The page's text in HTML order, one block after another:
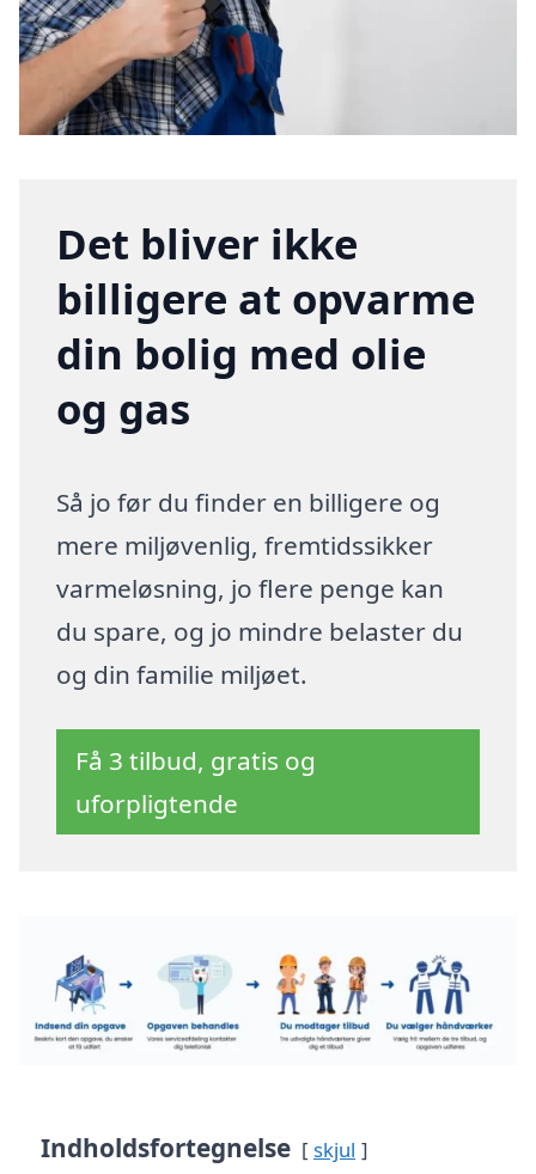
Det bliver ikke
billigere at opvarme
din bolig med olie
og gas
Så jo før du finder en billigere og
mere miljøvenlig, fremtidssikker
varmeløsning, jo flere penge kan
du spare, og jo mindre belaster du
og din familie miljøet.
Få 3 tilbud, gratis og
uforpligtende
Indholdsfortegnelse skjul